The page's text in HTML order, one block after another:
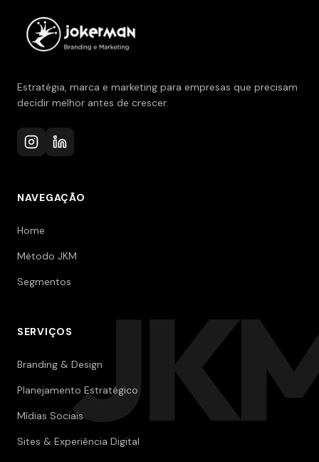
Estratégia, marca e marketing para empresas que precisam
decidir melhor antes de crescer.
NAVEGAÇÃO
Home
Método JKM
Segmentos
SERVIÇOS
Branding & Design
Planejamento Estratégico
Mídias Sociais
Sites & Experiência Digital